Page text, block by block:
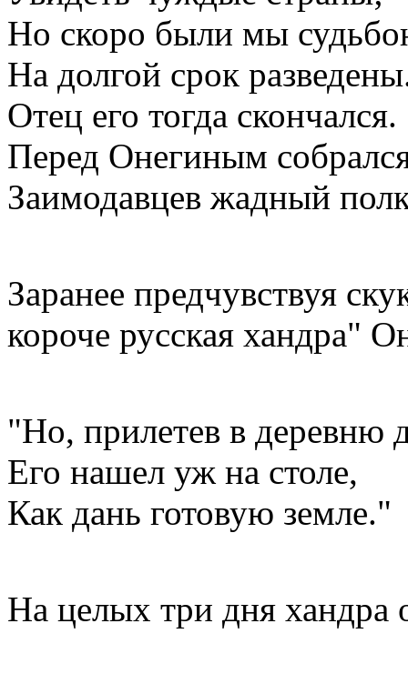
Но скоро были мы
На долгой срок
Отец его тогда скончался.
Перед Онегиным
Заимодавцев жадный
Заранее предчувствуя
короче русская хандра"
"Но, прилетев в деревню
Его нашел уж на столе,
Как дань готовую земле."
На целых три дня хандра